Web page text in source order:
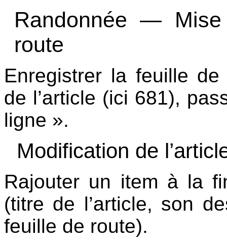
Randonnée —
route
Enregistrer la feuille
de l’article (ici 681),
ligne ».
Modification de
Rajouter un item à la
(titre de l’article, son
feuille de route).